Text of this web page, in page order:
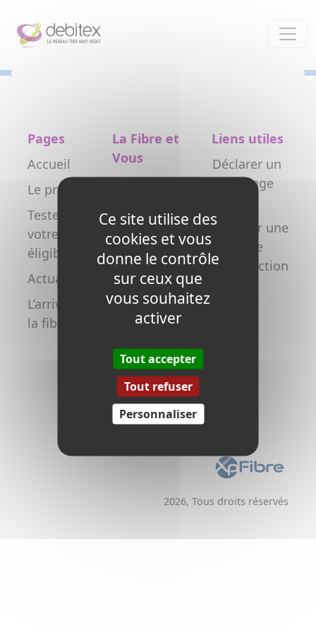
Pages
Accueil
Le projet
Testez
votre
éligibilité
Actualités
L’arrivée de
la fibre
La Fibre et
Vous
Particulier
Collectivité
Opérateur
Copropriétés
/ syndics
Promoteurs /
Aménageurs
Liens utiles
Déclarer un
dommage
Déclarer une
nouvelle
construction
2026, Tous droits réservés
Ce site utilise des
cookies et vous
donne le contrôle
sur ceux que
vous souhaitez
activer
Tout accepter
Tout refuser
Personnaliser